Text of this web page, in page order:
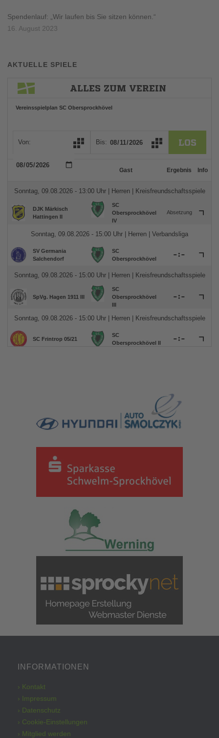
Spendenlauf: „Wir laufen bis Sie sitzen können.“
16. August 2023
AKTUELLE SPIELE
INFORMATIONEN
› Kontakt
› Impressum
› Datenschutz
› Cookie-Einstellungen
› Mitglied werden